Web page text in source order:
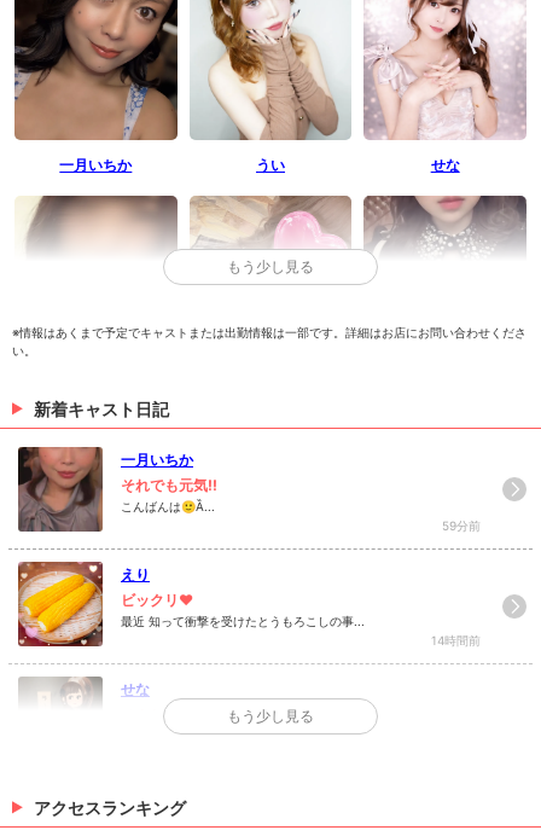
一月いちか うい せな
もう少し見る
※情報はあくまで予定でキャストまたは出勤情報は一部です。詳細はお店にお問い合わせくださ
い。
新着キャスト日記
一月いちか
それでも元気!!
こんばんは🙂Ȁ...
59分前
えり
最近 知って衝撃を受けたとうもろこしの事...
14時間前
せな
ひさしぶりです🎐
こんばんわんだー！ひさしぶりの投稿です&...
なお
もくよう(´⌯ ̫⌯`)
もう少し見る
アクセスランキング